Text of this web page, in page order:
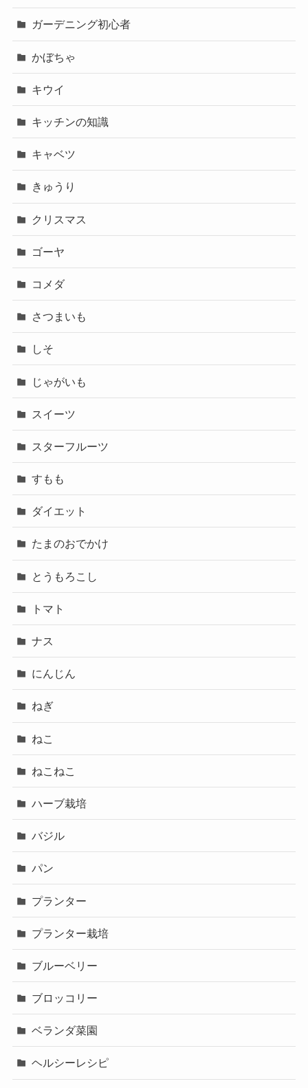
ガーデニング初心者
かぼちゃ
キウイ
キッチンの知識
キャベツ
きゅうり
クリスマス
ゴーヤ
コメダ
さつまいも
しそ
じゃがいも
スイーツ
スターフルーツ
すもも
ダイエット
たまのおでかけ
とうもろこし
トマト
ナス
にんじん
ねぎ
ねこ
ねこねこ
ハーブ栽培
バジル
パン
プランター
プランター栽培
ブルーベリー
ブロッコリー
ベランダ菜園
ヘルシーレシピ